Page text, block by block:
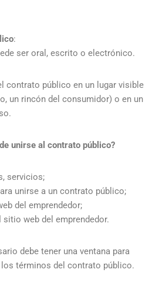
:
ser oral, escrito o electrónico.
contrato público en un lugar visible
un rincón del consumidor) o en un
unirse al contrato público?
servicios;
unirse a un contrato público;
del emprendedor;
sitio web del emprendedor.
debe tener una ventana para
términos del contrato público.